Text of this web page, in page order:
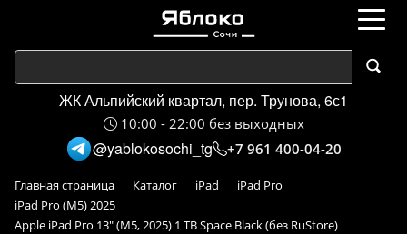
ЖК Альпийский квартал, пер. Трунова, 6с1
10:00 - 22:00 без выходных
@yablokosochi_tg +7 961 400-04-20
Главная страница Каталог iPad
iPad Pro
iPad Pro (M5) 2025
Apple iPad Pro 13" (M5, 2025) 1 TB Space Black (без RuStore)